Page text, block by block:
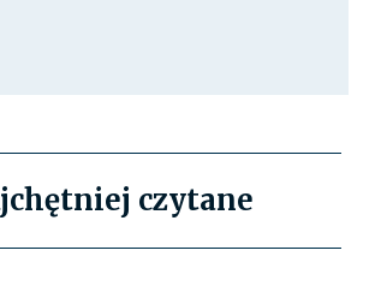
czytane